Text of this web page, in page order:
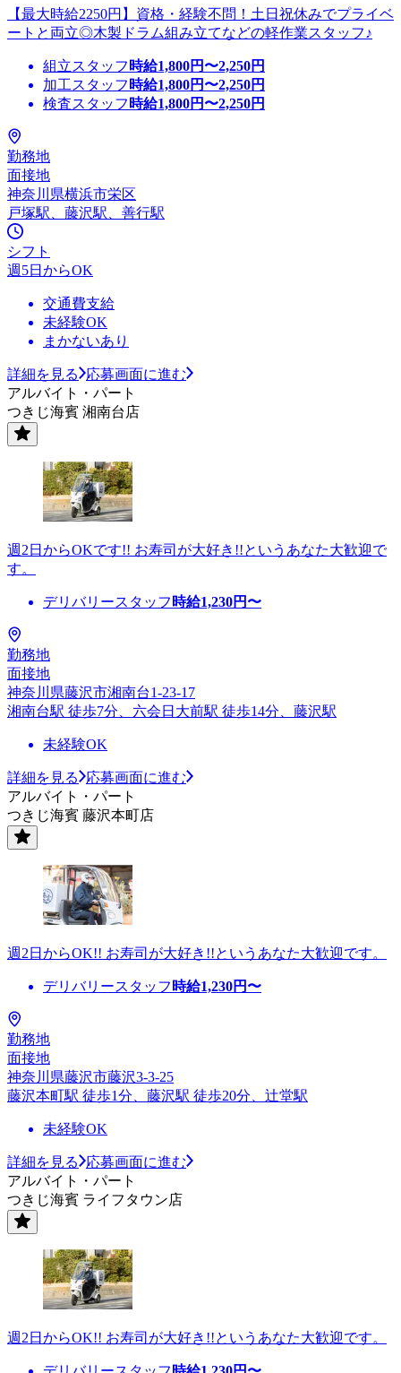
【最大時給2250円】資格・経験不問！土日祝休みでプライベ
ートと両立◎木製ドラム組み立てなどの軽作業スタッフ♪
組立スタッフ 時給1,800円〜2,250円
加工スタッフ 時給1,800円〜2,250円
検査スタッフ 時給1,800円〜2,250円
勤務地
面接地
神奈川県横浜市栄区
戸塚駅、藤沢駅、善行駅
シフト
週5日からOK
交通費支給
未経験OK
まかないあり
詳細を見る
応募画面に進む
アルバイト・パート
つきじ海賓 湘南台店
週2日からOKです!! お寿司が大好き!!というあなた大歓迎で
す。
デリバリースタッフ 時給1,230円〜
勤務地
面接地
神奈川県藤沢市湘南台1-23-17
湘南台駅 徒歩7分、六会日大前駅 徒歩14分、藤沢駅
未経験OK
詳細を見る
応募画面に進む
アルバイト・パート
つきじ海賓 藤沢本町店
週2日からOK!! お寿司が大好き!!というあなた大歓迎です。
デリバリースタッフ 時給1,230円〜
勤務地
面接地
神奈川県藤沢市藤沢3-3-25
藤沢本町駅 徒歩1分、藤沢駅 徒歩20分、辻堂駅
未経験OK
詳細を見る
応募画面に進む
アルバイト・パート
つきじ海賓 ライフタウン店
週2日からOK!! お寿司が大好き!!というあなた大歓迎です。